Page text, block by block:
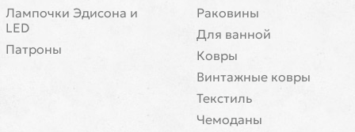
Лампочки Эдисона и
LED
Патроны
Раковины
Для ванной
Ковры
Винтажные ковры
Текстиль
Чемоданы